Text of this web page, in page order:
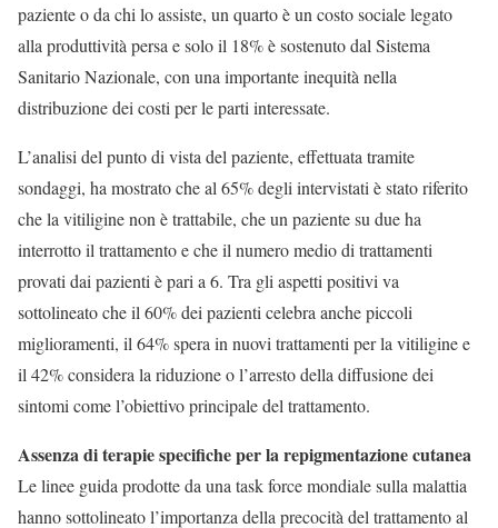
paziente o da chi lo assiste, un quarto è un costo sociale legato
alla produttività persa e solo il 18% è sostenuto dal Sistema
Sanitario Nazionale, con una importante inequità nella
distribuzione dei costi per le parti interessate.
L’analisi del punto di vista del paziente, effettuata tramite
sondaggi, ha mostrato che al 65% degli intervistati è stato riferito
che la vitiligine non è trattabile, che un paziente su due ha
interrotto il trattamento e che il numero medio di trattamenti
provati dai pazienti è pari a 6. Tra gli aspetti positivi va
sottolineato che il 60% dei pazienti celebra anche piccoli
miglioramenti, il 64% spera in nuovi trattamenti per la vitiligine e
il 42% considera la riduzione o l’arresto della diffusione dei
sintomi come l’obiettivo principale del trattamento.
Assenza di terapie specifiche per la repigmentazione cutanea
Le linee guida prodotte da una task force mondiale sulla malattia
hanno sottolineato l’importanza della precocità del trattamento al